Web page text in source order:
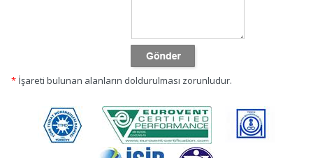
* İşareti bulunan alanların doldurulması zorunludur.